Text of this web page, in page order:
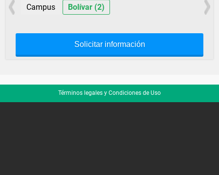
Campus Bolívar (2)
Solicitar información
Términos legales y Condiciones de Uso